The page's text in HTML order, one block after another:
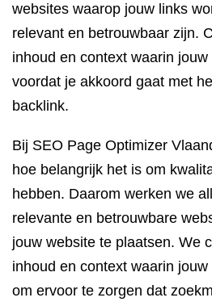
websites waarop jouw links
relevant en betrouwbaar zijn.
inhoud en context waarin
voordat je akkoord gaat met
backlink.
Bij SEO Page Optimizer
hoe belangrijk het is om
hebben. Daarom werken we
relevante en betrouwbare
jouw website te plaatsen. We
inhoud en context waarin
om ervoor te zorgen dat